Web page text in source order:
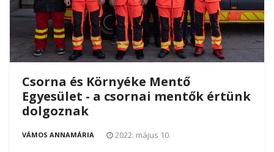
Csorna és Környéke Mentő
Egyesület - a csornai mentők értünk
dolgoznak
VÁMOS ANNAMÁRIA 2022. május 10.